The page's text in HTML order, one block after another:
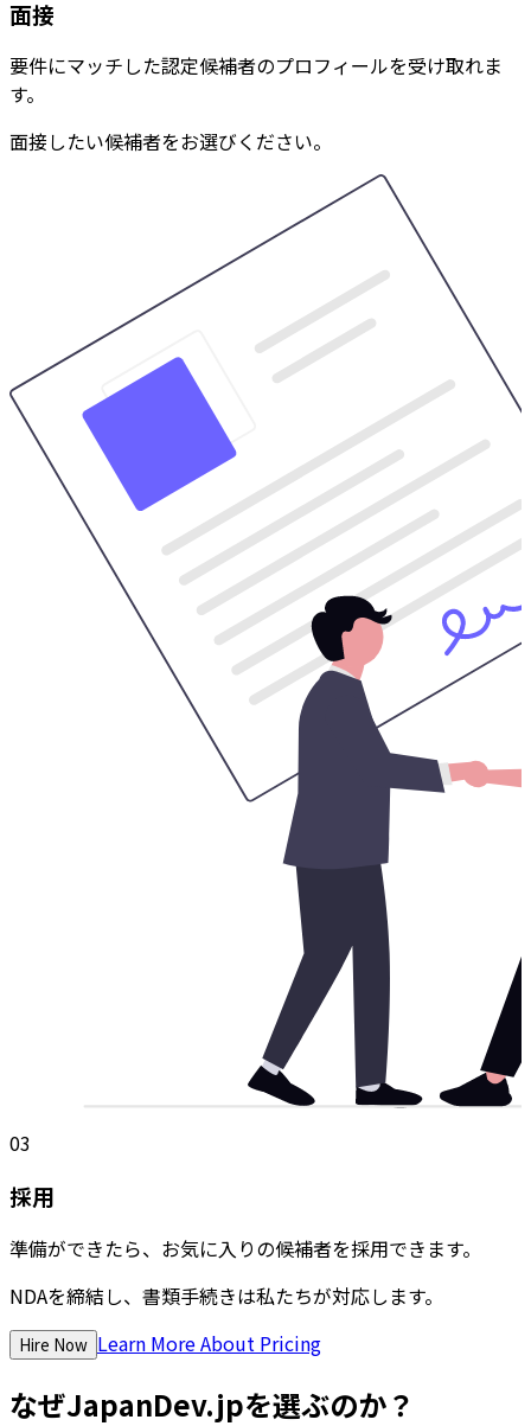
面接
要件にマッチした認定候補者のプロフィールを受け取れま
す。
面接したい候補者をお選びください。
03
採用
準備ができたら、お気に入りの候補者を採用できます。
NDAを締結し、書類手続きは私たちが対応します。
Hire Now Learn More About Pricing
なぜJapanDev.jpを選ぶのか？